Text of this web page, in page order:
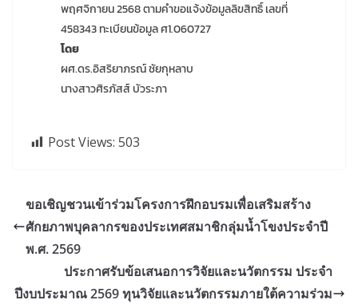
พฤศจิกายน 2568 ตามคำขอแจ้งข้อมูลลิขสิทธิ์ เลขที่
458343 ทะเบียนข้อมูล ศ1.060727
โดย
ผศ.ดร.อิสริยาภรณ์ ชัยกุหลาบ
นางสาวศิรภัสส์ บัวระภา
Post Views: 503
ขอเชิญชวนเข้าร่วมโครงการฝึกอบรมเพื่อเสริมสร้าง
ศักยภาพบุคลากรของประเทศสมาชิกลุ่มน้ำโขงประจำปี
พ.ศ. 2569
ประกาศรับข้อเสนอการวิจัยและนวัตกรรม ประจำ
ปีงบประมาณ 2569 ทุนวิจัยและนวัตกรรมภายใต้ความร่วม